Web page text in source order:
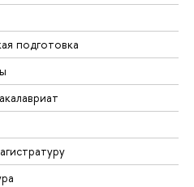
подготовка